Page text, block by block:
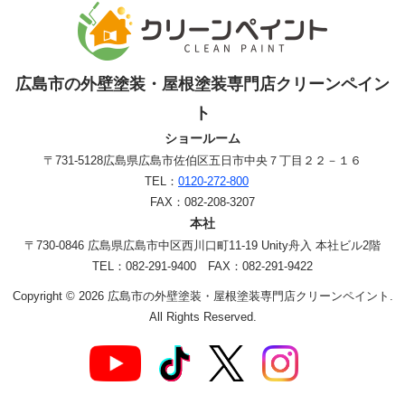
広島市の外壁塗装・屋根塗装専門店クリーンペイン
ト
ショールーム
〒731-5128広島県広島市佐伯区五日市中央７丁目２２－１６
TEL： 0120-272-800
FAX：082-208-3207
本社
〒730-0846 広島県広島市中区西川口町11-19 Unity舟入 本社ビル2階
TEL：082-291-9400 FAX：082-291-9422
Copyright © 2026 広島市の外壁塗装・屋根塗装専門店クリーンペイント.
All Rights Reserved.